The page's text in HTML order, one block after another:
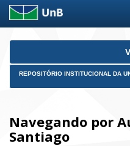
Skip
REPOSITÓRIO INSTITUCIONAL DA
Navegando por
Santiago